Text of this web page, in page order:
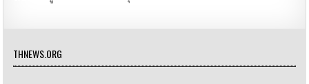
THNEWS.ORG